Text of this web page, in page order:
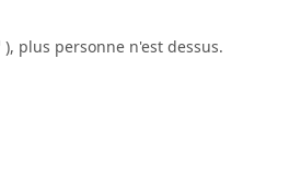
), plus personne n'est dessus.